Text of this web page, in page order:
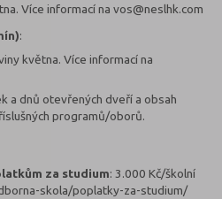
Více informací na vos@neslhk.com
:
května. Více informací na
a dnů otevřených dveří a obsah
programů/oborů.
za studium: 3.000 Kč/školní
skola/poplatky-za-studium/